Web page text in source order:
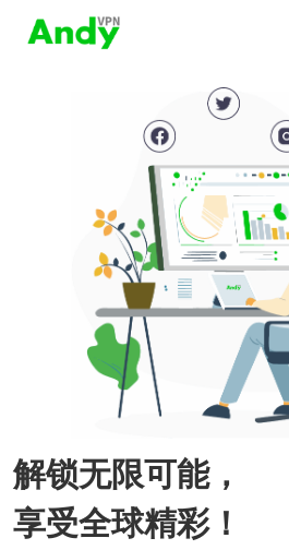
解锁无限可能，
享受全球精彩！